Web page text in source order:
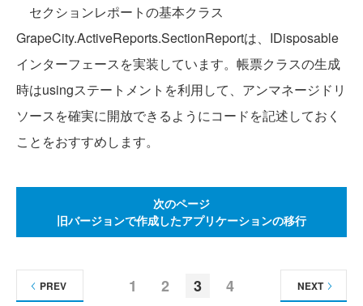
セクションレポートの基本クラス
GrapeCity.ActiveReports.SectionReportは、IDisposable
インターフェースを実装しています。帳票クラスの生成
時はusingステートメントを利用して、アンマネージドリ
ソースを確実に開放できるようにコードを記述しておく
ことをおすすめします。
次のページ
旧バージョンで作成したアプリケーションの移行
1 2 3 4
PREV NEXT